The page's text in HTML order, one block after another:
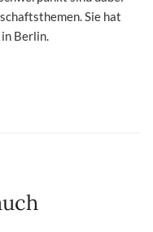
Sie hat
Berlin.